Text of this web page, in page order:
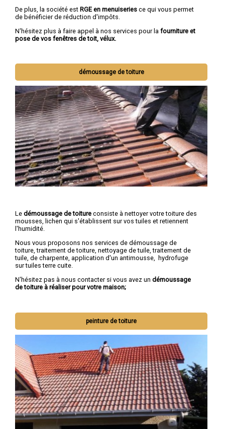
De plus, la société est RGE en menuiseries ce qui vous permet
de bénéficier de réduction d'impôts.
N'hésitez plus à faire appel à nos services pour la fourniture et
pose de vos fenêtres de toit, vélux.
démoussage de toiture
Le démoussage de toiture consiste à nettoyer votre toiture des
mousses, lichen qui s'établissent sur vos tuiles et retiennent
l'humidité.
Nous vous proposons nos services de démoussage de
toiture, traitement de toiture, nettoyage de tuile, traitement de
tuile, de charpente, application d'un antimousse, hydrofuge
sur tuiles terre cuite.
N'hésitez pas à nous contacter si vous avez un démoussage
de toiture à réaliser pour votre maison;
peinture de toiture